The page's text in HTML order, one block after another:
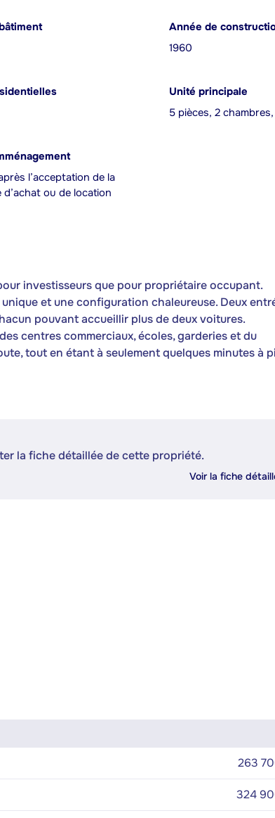
Année de
1960
Unité principale
5 pièces, 2 chambres,
l’acceptation de la
d’achat ou de location
investisseurs que pour propriétaire occupant.
et une configuration chaleureuse. Deux
pouvant accueillir plus de deux voitures.
centres commerciaux, écoles, garderies et du
tout en étant à seulement quelques minutes à
la fiche détaillée de cette propriété.
Voir la fiche
263
324